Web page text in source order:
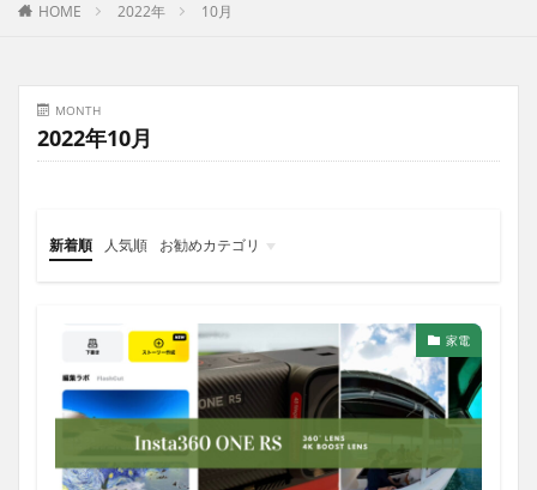
HOME 2022年 10月
MONTH
2022年10月
新着順 人気順
お勧めカテゴリ
家電